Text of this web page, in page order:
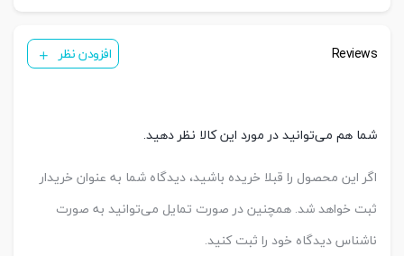
Reviews افزودن نظر
شما هم می‌توانید در مورد این کالا نظر دهید.
اگر این محصول را قبلا خریده باشید، دیدگاه شما به عنوان خریدار
ثبت خواهد شد. همچنین در صورت تمایل می‌توانید به صورت
ناشناس دیدگاه خود را ثبت کنید.